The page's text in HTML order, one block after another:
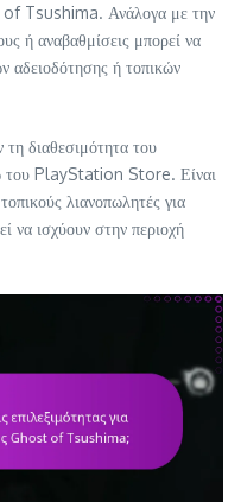
of Tsushima. Ανάλογα με την
ή αναβαθμίσεις μπορεί να
αδειοδότησης ή τοπικών
τη διαθεσιμότητα του
του PlayStation Store. Είναι
λιανοπωλητές για
να ισχύουν στην περιοχή